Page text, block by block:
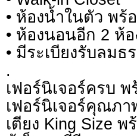
• ห้องน้ำในตัว พร้
• ห้องนอนอีก 2 ห้
• มีระเบียงรับลมธ
.
เฟอร์นิเจอร์ครบ พ
เฟอร์นิเจอร์คุณภา
เตียง King Size